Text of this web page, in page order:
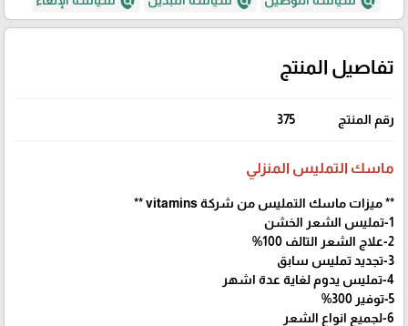
تفاصيل المنتج
رقم المنتج 375
ماسك التمليس المنزلي
** ميزات ماسك التمليس من شركة vitamins **
1-تمليس الشعر الخشن
2-علاج الشعر التالف 100%
3-تجديد تمليس سابق
4-تمليس يدوم لغاية عدة اشهر
5-توفير 300%
6-لجميع انواع الشعر